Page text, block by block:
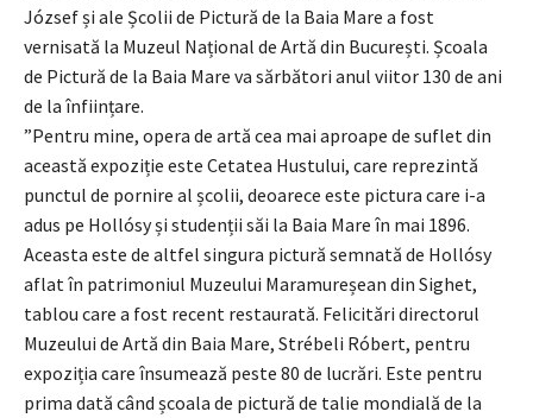
József și ale Școlii de Pictură de la Baia Mare a fost
vernisată la Muzeul Național de Artă din București. Școala
de Pictură de la Baia Mare va sărbători anul viitor 130 de ani
de la înființare.
”Pentru mine, opera de artă cea mai aproape de suflet din
această expoziție este Cetatea Hustului, care reprezintă
punctul de pornire al școlii, deoarece este pictura care i-a
adus pe Hollósy și studenții săi la Baia Mare în mai 1896.
Aceasta este de altfel singura pictură semnată de Hollósy
aflat în patrimoniul Muzeului Maramureșean din Sighet,
tablou care a fost recent restaurată. Felicitări directorul
Muzeului de Artă din Baia Mare, Strébeli Róbert, pentru
expoziția care însumează peste 80 de lucrări. Este pentru
prima dată când școala de pictură de talie mondială de la